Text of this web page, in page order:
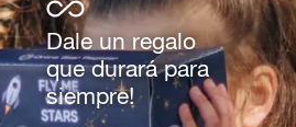
Dale un regalo
que durará para
siempre!